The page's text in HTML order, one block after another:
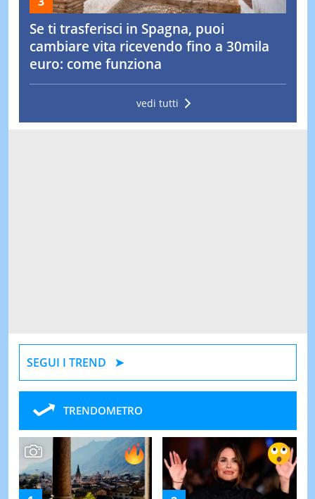
Se ti trasferisci in Spagna, puoi
cambiare vita ricevendo fino a 30mila
euro: come funziona
vedi tutti
SEGUI I TREND
TRENDOMETRO